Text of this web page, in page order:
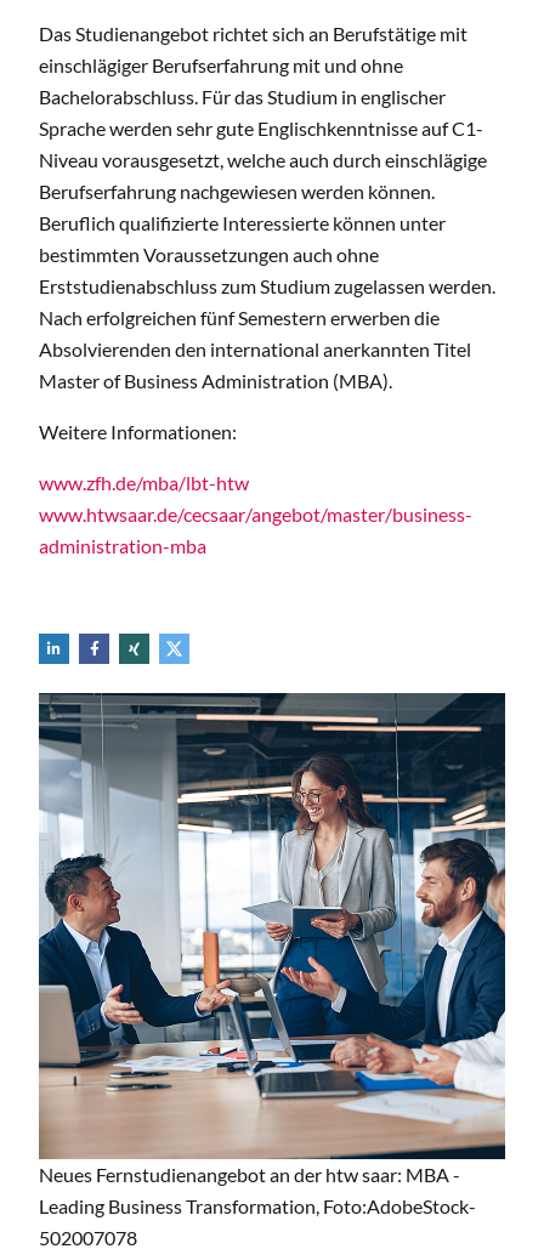
Das Studienangebot richtet sich an Berufstätige mit
einschlägiger Berufserfahrung mit und ohne
Bachelorabschluss. Für das Studium in englischer
Sprache werden sehr gute Englischkenntnisse auf C1-
Niveau vorausgesetzt, welche auch durch einschlägige
Berufserfahrung nachgewiesen werden können.
Beruflich qualifizierte Interessierte können unter
bestimmten Voraussetzungen auch ohne
Erststudienabschluss zum Studium zugelassen werden.
Nach erfolgreichen fünf Semestern erwerben die
Absolvierenden den international anerkannten Titel
Master of Business Administration (MBA).
Weitere Informationen:
www.zfh.de/mba/lbt-htw
www.htwsaar.de/cecsaar/angebot/master/business-
administration-mba
Neues Fernstudienangebot an der htw saar: MBA -
Leading Business Transformation, Foto:AdobeStock-
502007078